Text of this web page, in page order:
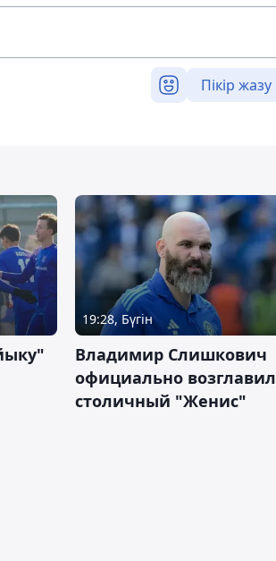
Пікір жазу
19:28, Бүгін
Владимир Слишкович
официально возглавил
столичный "Женис"